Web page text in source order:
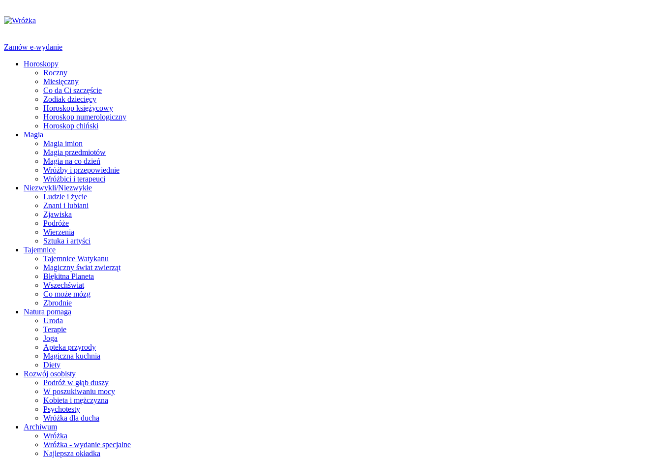
Zamów e-wydanie
Horoskopy
Roczny
Miesięczny
Co da Ci szczęście
Zodiak dziecięcy
Horoskop księżycowy
Horoskop numerologiczny
Horoskop chiński
Magia
Magia imion
Magia przedmiotów
Magia na co dzień
Wróżby i przepowiednie
Wróżbici i terapeuci
Niezwykli/Niezwykłe
Ludzie i życie
Znani i lubiani
Zjawiska
Podróże
Wierzenia
Sztuka i artyści
Tajemnice
Tajemnice Watykanu
Magiczny świat zwierząt
Błękitna Planeta
Wszechświat
Co może mózg
Zbrodnie
Natura pomaga
Uroda
Terapie
Joga
Apteka przyrody
Magiczna kuchnia
Diety
Rozwój osobisty
Podróż w głąb duszy
W poszukiwaniu mocy
Kobieta i mężczyzna
Psychotesty
Wróżka dla ducha
Archiwum
Wróżka
Wróżka - wydanie specjalne
Najlepsza okładka